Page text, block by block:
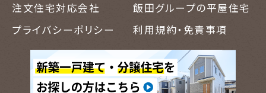
注文住宅対応会社
飯田グループの平屋住宅
プライバシーポリシー
利用規約・免責事項